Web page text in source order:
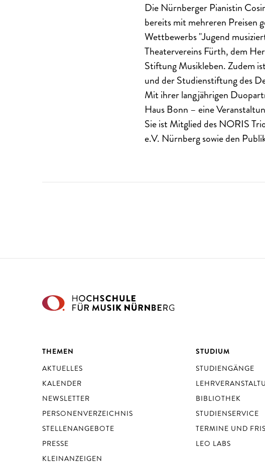
Die Nürnberger Pianistin
bereits mit mehreren Preisen
Wettbewerbs "Jugend
Theatervereins Fürth, dem
Stiftung Musikleben. Zudem
und der Studienstiftung des
Mit ihrer langjährigen
Haus Bonn – eine
Sie ist Mitglied des NORIS
e.V. Nürnberg sowie den
THEMEN
AKTUELLES
KALENDER
NEWSLETTER
PERSONENVERZEICHNIS
STELLENANGEBOTE
PRESSE
KLEINANZEIGEN
STUDIUM
STUDIENGÄNGE
BIBLIOTHEK
STUDIENSERVICE
TERMINE UND
LEO LABS